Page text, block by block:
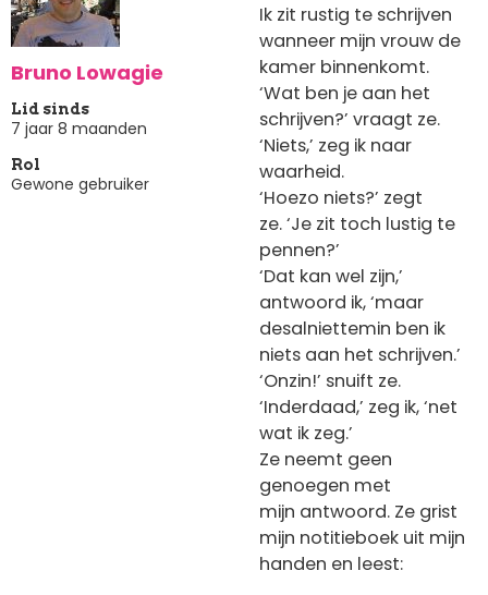
Bruno Lowagie
Lid sinds
7 jaar 8 maanden
Rol
Gewone gebruiker
Ik zit rustig te schrijven
wanneer mijn vrouw de
kamer binnenkomt.
‘Wat ben je aan het
schrijven?’ vraagt ze.
‘Niets,’ zeg ik naar
waarheid.
‘Hoezo niets?’ zegt
ze. ‘Je zit toch lustig te
pennen?’
‘Dat kan wel zijn,’
antwoord ik, ‘maar
desalniettemin ben ik
niets aan het schrijven.’
‘Onzin!’ snuift ze.
‘Inderdaad,’ zeg ik, ‘net
wat ik zeg.’
Ze neemt geen
genoegen met
mijn antwoord. Ze grist
mijn notitieboek uit mijn
handen en leest: